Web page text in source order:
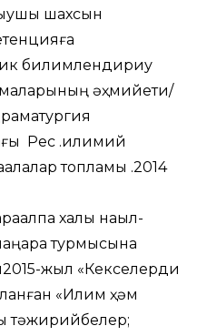
шахсын
билимлендириу
әҳмийети/
Рес .илимий
топламы .2014
халық нақыл-
турмысына
жыл «Кекселерди
«Илим ҳәм
тәжирийбелер;